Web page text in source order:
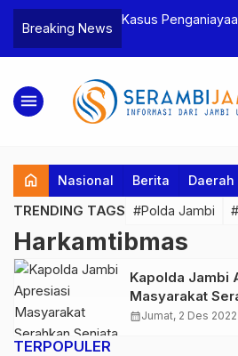
Breaking News
Bea Cukai
Pelaku beserta
dan 146 Gram
Kasus
Tebo Tetapkan
menu
home Nasional Berita Daerah
TRENDING TAGS #Polda Jambi
Harkamtibmas
Kapolda Jambi
Masyarakat
Rakitan ke
calendar_monthJumat, 2 Des 2022
TERPOPULER